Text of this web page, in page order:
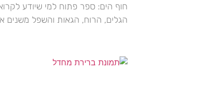
חוף הים: ספר פתוח למי שיודע
הגלים, הרוח, הגאות והשפל משנים